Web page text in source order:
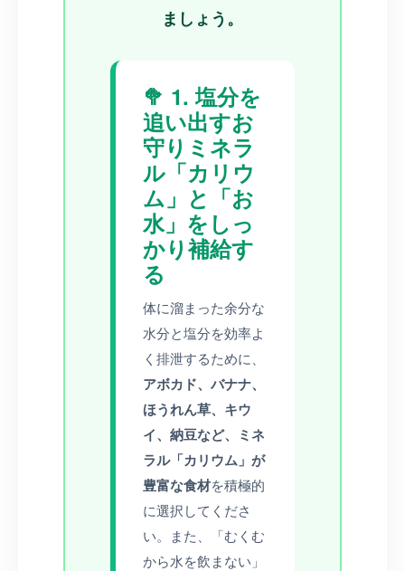
ましょう。
🥦 1. 塩分を
追い出すお
守りミネラ
ル「カリウ
ム」と「お
水」をしっ
かり補給す
る
体に溜まった余分な
水分と塩分を効率よ
く排泄するために、
アボカド、バナナ、
ほうれん草、キウ
イ、納豆など、ミネ
ラル「カリウム」が
豊富な食材を積極的
に選択してくださ
い。また、「むくむ
から水を飲まない」